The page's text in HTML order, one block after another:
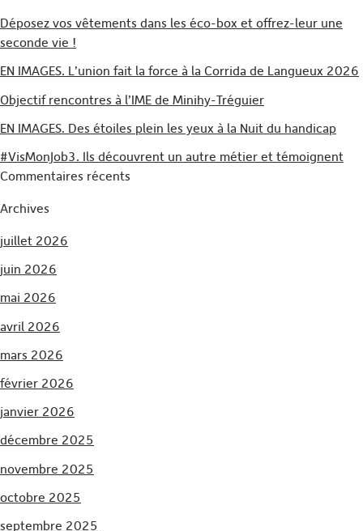
Déposez vos vêtements dans les éco-box et offrez-leur une
seconde vie !
EN IMAGES. L’union fait la force à la Corrida de Langueux 2026
Objectif rencontres à l’IME de Minihy-Tréguier
EN IMAGES. Des étoiles plein les yeux à la Nuit du handicap
#VisMonJob3. Ils découvrent un autre métier et témoignent
Commentaires récents
Archives
juillet 2026
juin 2026
mai 2026
avril 2026
mars 2026
février 2026
janvier 2026
décembre 2025
novembre 2025
octobre 2025
septembre 2025